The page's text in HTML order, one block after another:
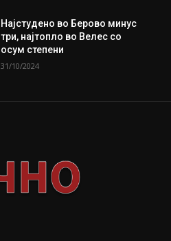
Најстудено во Берово минус
три, најтопло во Велес со
осум степени
31/10/2024